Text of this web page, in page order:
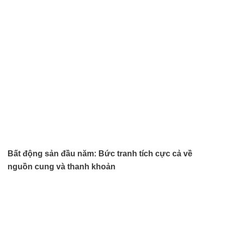
Bất động sản đầu năm: Bức tranh tích cực cả về
nguồn cung và thanh khoản